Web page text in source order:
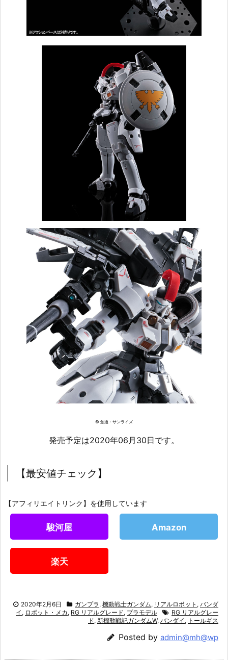
© 創通・サンライズ
発売予定は2020年06月30日です。
【最安値チェック】
【アフィリエイトリンク】を使用しています
駿河屋 Amazon
楽天
2020年2月6日 ガンプラ , 機動戦士ガンダム, リアルロボット , バンダ
イ , ロボット・メカ , RG リアルグレード, プラモデル
RG リアルグレー
ド, 新機動戦記ガンダムW, バンダイ , トールギス
Posted by admin@mh@wp